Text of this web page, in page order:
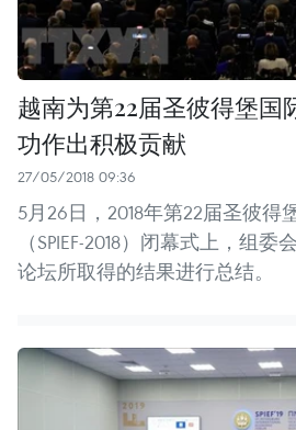
越南为第22届圣彼得堡国
功作出积极贡献
27/05/2018 09:36
5月26日，2018年第22届圣彼得
（SPIEF-2018）闭幕式上，组
论坛所取得的结果进行总结。